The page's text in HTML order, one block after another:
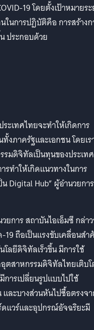
19 โดยตั้งเป้าหมายร
ในการปฏิบัติคือ การสร้าง
ประกอบด้วย
ะเทศไทยจะทำให้เกิดการ
งภาครัฐและเอกชน โดยเร
รมดิจิทัลเป็นทุนของประเทศ
รทำให้เกิดแนวทางในการ
Digital Hub” ผู้อำนวยการ
การ สถาบันไอเอ็มซี กล่า
19 ถือเป็นแรงขับเคลื่อนส
ลยีดิจิทัลเร็วขึ้น มีการใช้
ตสาหกรรมดิจิทัลไทยเติบ
ารเปลี่ยนรูปแบบไปใช้
และบางส่วนหันไปซื้อตรงจ
แวร์และอุปกรณ์อัจฉริยะมี